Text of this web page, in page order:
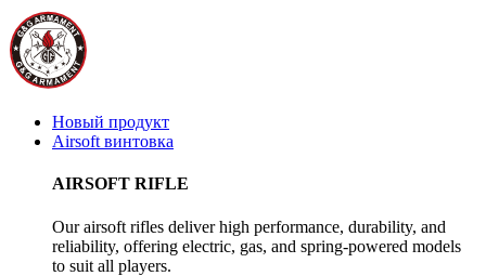
Новый продукт
Airsoft винтовка
AIRSOFT RIFLE
Our airsoft rifles deliver high performance, durability, and
reliability, offering electric, gas, and spring-powered models
to suit all players.